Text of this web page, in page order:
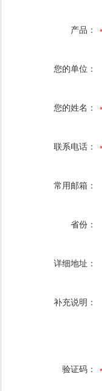
产品：
您的单位：
您的姓名：
联系电话：
常用邮箱：
省份：
详细地址：
补充说明：
验证码：